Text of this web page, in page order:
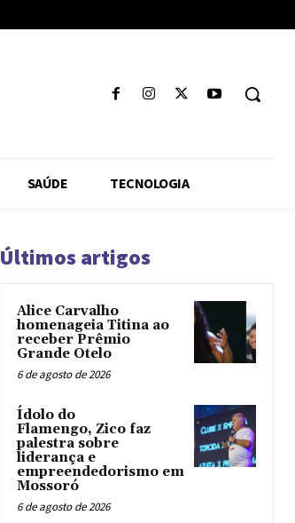
SAÚDE TECNOLOGIA
Últimos artigos
Alice Carvalho
homenageia Titina ao
receber Prêmio
Grande Otelo
6 de agosto de 2026
Ídolo do
Flamengo, Zico faz
palestra sobre
liderança e
empreendedorismo em
Mossoró
6 de agosto de 2026